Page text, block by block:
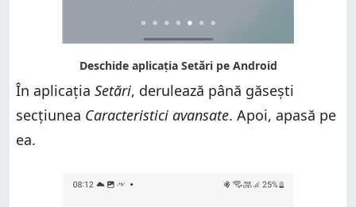
În aplicația Setări, derulează până găsești
secțiunea Caracteristici avansate. Apoi, apasă pe
ea.